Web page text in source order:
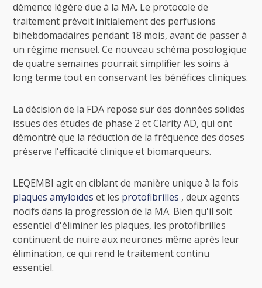
démence légère due à la MA. Le protocole de
traitement prévoit initialement des perfusions
bihebdomadaires pendant 18 mois, avant de passer à
un régime mensuel. Ce nouveau schéma posologique
de quatre semaines pourrait simplifier les soins à
long terme tout en conservant les bénéfices cliniques.
La décision de la FDA repose sur des données solides
issues des études de phase 2 et Clarity AD, qui ont
démontré que la réduction de la fréquence des doses
préserve l'efficacité clinique et biomarqueurs.
LEQEMBI agit en ciblant de manière unique à la fois
plaques amyloïdes et les protofibrilles , deux agents
nocifs dans la progression de la MA. Bien qu'il soit
essentiel d'éliminer les plaques, les protofibrilles
continuent de nuire aux neurones même après leur
élimination, ce qui rend le traitement continu
essentiel.